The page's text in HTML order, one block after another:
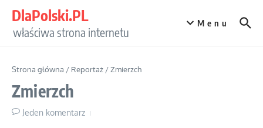
DlaPolski.PL
właściwa strona internetu
Menu
Strona główna / Reportaż /Zmierzch
Zmierzch
Jeden komentarz